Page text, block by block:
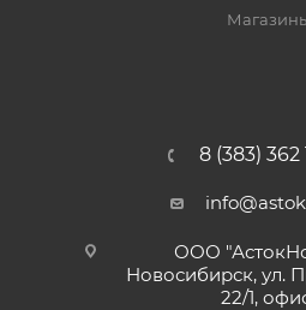
8 (383) 362
ООО
Новосибирск, ул.
22/1,